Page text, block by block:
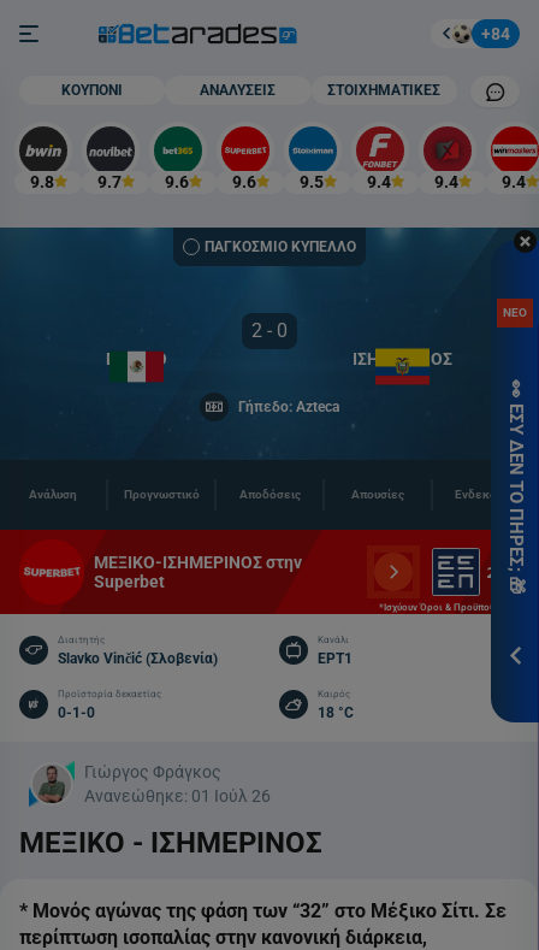
Burger buttonΣτοίχημα +84
Mobile
ΚΟΥΠΟΝΙ ΑΝΑΛΥΣΕΙΣ ΣΤΟΙΧΗΜΑΤΙΚΕΣ
9.8 9.7 9.6 9.6 9.5 9.4 9.4 9.4
ΠΑΓΚΟΣΜΙΟ ΚΥΠΕΛΛΟ
ΜΕΞΙΚΟ
2 - 0
ΙΣΗΜΕΡΙΝΟΣ
Γήπεδο: Azteca
Ανάλυση Προγνωστικό Αποδόσεις Απουσίες Ενδεκάδες
ΜΕΞΙΚΟ-ΙΣΗΜΕΡΙΝΟΣ στην
Superbet
*Ισχύουν Όροι & Προϋποθέσεις
Διαιτητής
Slavko Vinčić (Σλοβενία)
Κανάλι
ΕΡΤ1
Προϊστορία δεκαετίας
0-1-0
Καιρός
18 °C
Γιώργος Φράγκος
Ανανεώθηκε: 01 Ιούλ 26
ΜΕΞΙΚΟ - ΙΣΗΜΕΡΙΝΟΣ
* Μονός αγώνας της φάση των “32” στο Μέξικο Σίτι. Σε
περίπτωση ισοπαλίας στην κανονική διάρκεια,
&
ΝΕΟ
👀 ΕΣΥ ΔΕΝ ΤΟ ΠΗΡΕΣ; 🎁